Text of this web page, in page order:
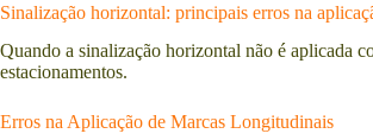
Sinalização horizontal: principais erros na
Quando a sinalização horizontal não é aplicada
estacionamentos.
Erros na Aplicação de Marcas Longitudinais